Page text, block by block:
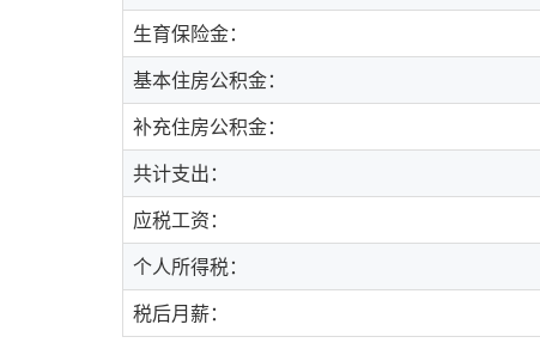
生育保险金：
基本住房公积金：
补充住房公积金：
共计支出：
应税工资：
个人所得税：
税后月薪：